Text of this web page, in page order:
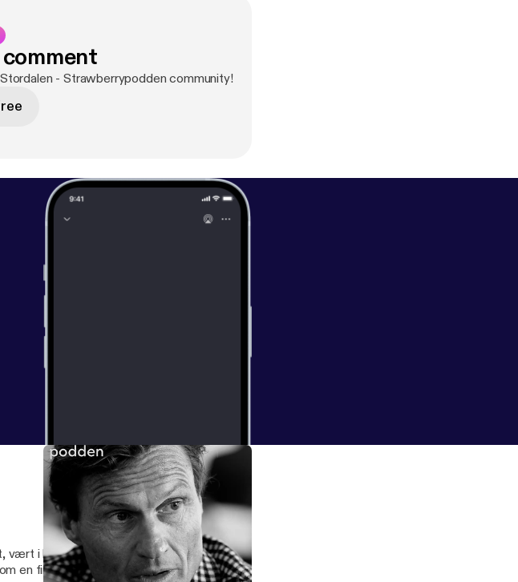
- Strawberrypodden community!
vært i livene til hverandre helt siden tidlig på
en finger som ble kastet på havet, om